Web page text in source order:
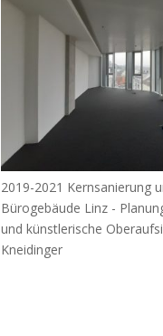
2019-2021 Kernsanierung
Bürogebäude Linz -
und künstlerische
Kneidinger